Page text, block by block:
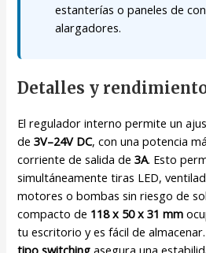
estanterías o paneles de
alargadores.
Detalles y
El regulador interno permite un
de3V–24V DC, con una potencia
corriente de salida de3A. Esto
simultáneamente tiras LED,
motores o bombas sin riesgo de
compacto de 118 x 50 x 31 mm
tu escritorio y es fácil de
tipo switching asegura una